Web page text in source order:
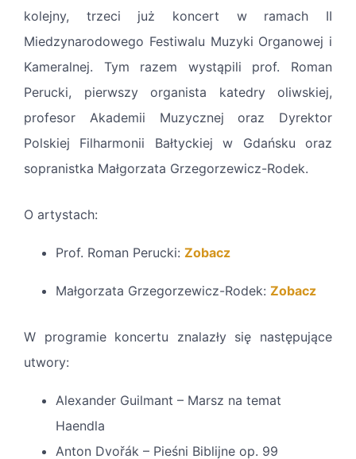
kolejny, trzeci już koncert w ramach II
Miedzynarodowego Festiwalu Muzyki Organowej i
Kameralnej. Tym razem wystąpili prof. Roman
Perucki, pierwszy organista katedry oliwskiej,
profesor Akademii Muzycznej oraz Dyrektor
Polskiej Filharmonii Bałtyckiej w Gdańsku oraz
sopranistka Małgorzata Grzegorzewicz-Rodek.
O artystach:
Prof. Roman Perucki: Zobacz
Małgorzata Grzegorzewicz-Rodek: Zobacz
W programie koncertu znalazły się następujące
utwory:
Alexander Guilmant – Marsz na temat
Haendla
Anton Dvořák – Pieśni Biblijne op. 99